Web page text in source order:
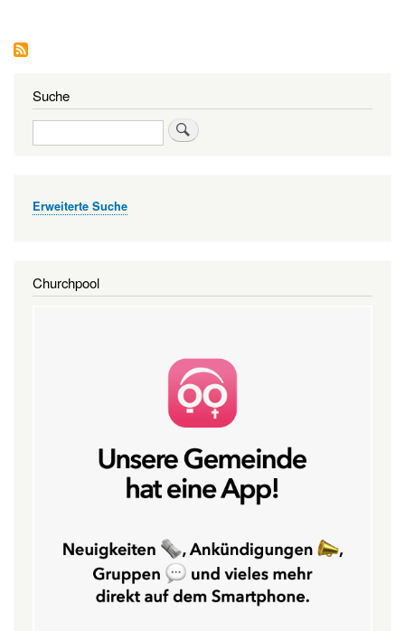
Suche
Suche
Erweiterte Suche
Churchpool